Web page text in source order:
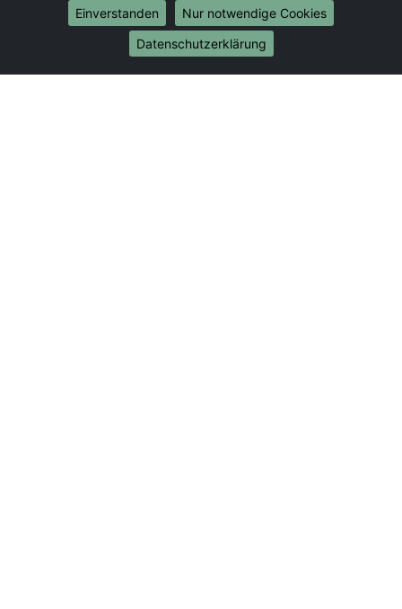
Umzug von Halle Saale nach Münster
Internationale-Umzüge
Umzug von Halle Saale nach Brasilien
Einverstanden
Nur notwendige Cookies
Datenschutzerklärung